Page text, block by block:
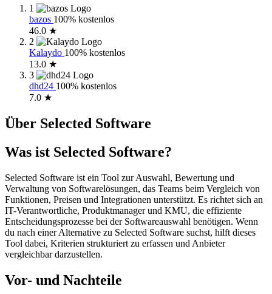
1
bazos 100% kostenlos
46.0 ★
2
Kalaydo 100% kostenlos
13.0 ★
3
dhd24 100% kostenlos
7.0 ★
Über Selected Software
Was ist Selected Software?
Selected Software ist ein Tool zur Auswahl, Bewertung und
Verwaltung von Softwarelösungen, das Teams beim Vergleich von
Funktionen, Preisen und Integrationen unterstützt. Es richtet sich an
IT-Verantwortliche, Produktmanager und KMU, die effiziente
Entscheidungsprozesse bei der Softwareauswahl benötigen. Wenn
du nach einer Alternative zu Selected Software suchst, hilft dieses
Tool dabei, Kriterien strukturiert zu erfassen und Anbieter
vergleichbar darzustellen.
Vor- und Nachteile